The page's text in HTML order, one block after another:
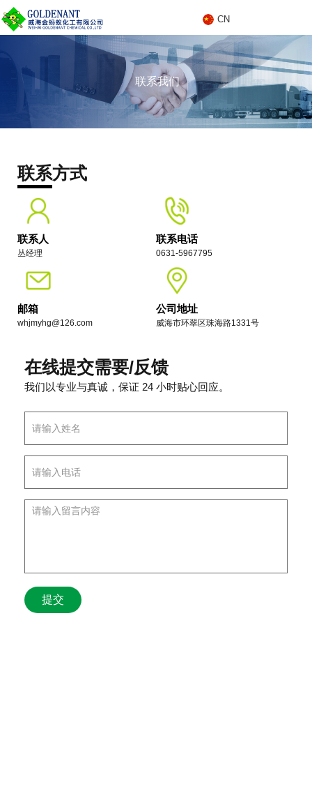
C
CN
联系我们
联系方式
联系人
丛经理
联系电话
0631-5967795
邮箱
whjmyhg@126.com
公司地址
威海市环翠区珠海路1331号
在线提交需要/反馈
我们以专业与真诚，保证 24 小时贴心回应。
提交